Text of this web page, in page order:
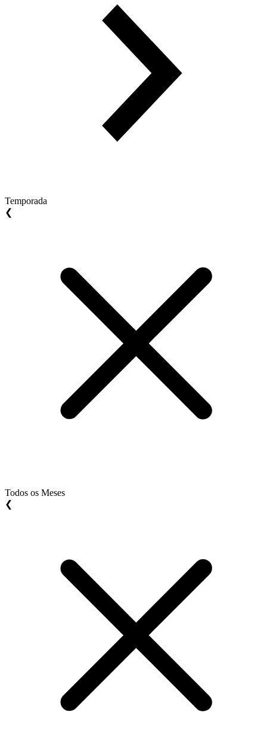
Temporada
❮
Todos os Meses
❮